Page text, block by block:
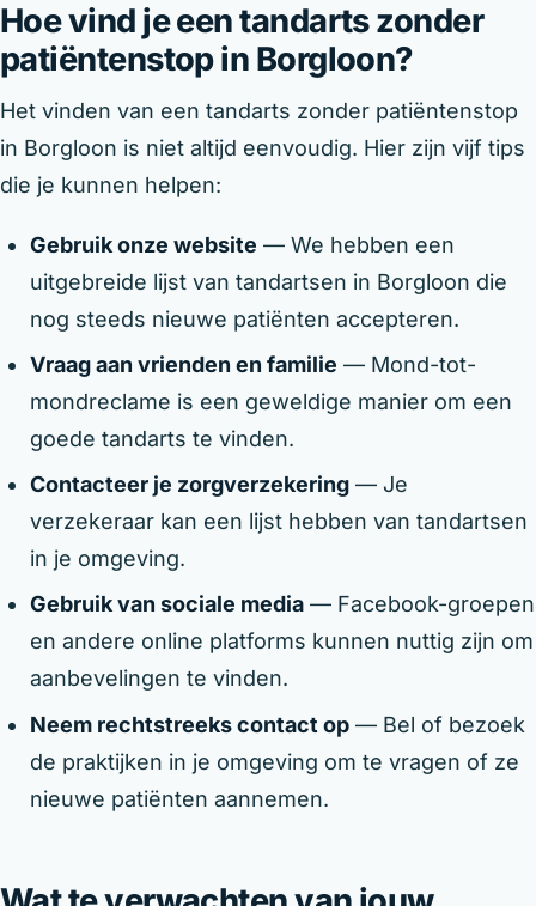
Hoe vind je een tandarts zonder
patiëntenstop in Borgloon?
Het vinden van een tandarts zonder patiëntenstop
in Borgloon is niet altijd eenvoudig. Hier zijn vijf tips
die je kunnen helpen:
Gebruik onze website — We hebben een
uitgebreide lijst van tandartsen in Borgloon die
nog steeds nieuwe patiënten accepteren.
Vraag aan vrienden en familie — Mond-tot-
mondreclame is een geweldige manier om een
goede tandarts te vinden.
Contacteer je zorgverzekering — Je
verzekeraar kan een lijst hebben van tandartsen
in je omgeving.
Gebruik van sociale media — Facebook-groepen
en andere online platforms kunnen nuttig zijn om
aanbevelingen te vinden.
Neem rechtstreeks contact op — Bel of bezoek
de praktijken in je omgeving om te vragen of ze
nieuwe patiënten aannemen.